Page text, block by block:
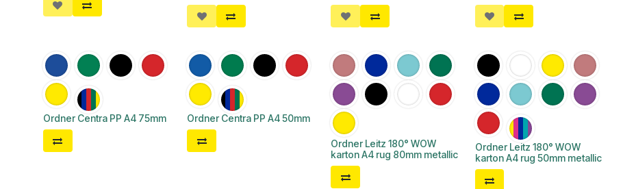
Ordner Centra PP A4 75mm Ordner Centra PP A4 50mm
Ordner Leitz 180° WOW
karton A4 rug 80mm metallic
Ordner Leitz 180° WOW
karton A4 rug 50mm metallic